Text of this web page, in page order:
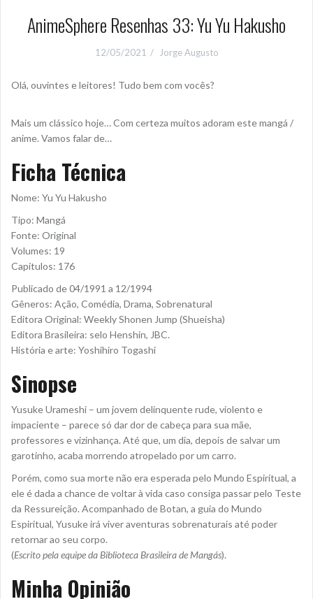
AnimeSphere Resenhas 33: Yu Yu Hakusho
12/05/2021 Jorge Augusto
Olá, ouvintes e leitores! Tudo bem com vocês?
Mais um clássico hoje… Com certeza muitos adoram este mangá /
anime. Vamos falar de…
Ficha Técnica
Nome: Yu Yu Hakusho
Tipo: Mangá
Fonte: Original
Volumes: 19
Capítulos: 176
Publicado de 04/1991 a 12/1994
Gêneros: Ação, Comédia, Drama, Sobrenatural
Editora Original: Weekly Shonen Jump (Shueisha)
Editora Brasileira: selo Henshin, JBC.
História e arte: Yoshihiro Togashi
Sinopse
Yusuke Urameshi – um jovem delinquente rude, violento e
impaciente – parece só dar dor de cabeça para sua mãe,
professores e vizinhança. Até que, um dia, depois de salvar um
garotinho, acaba morrendo atropelado por um carro.
Porém, como sua morte não era esperada pelo Mundo Espiritual, a
ele é dada a chance de voltar à vida caso consiga passar pelo Teste
da Ressureição. Acompanhado de Botan, a guia do Mundo
Espiritual, Yusuke irá viver aventuras sobrenaturais até poder
retornar ao seu corpo.
(Escrito pela equipe da Biblioteca Brasileira de Mangás).
Minha Opinião